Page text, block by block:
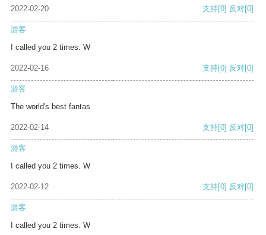
2022-02-20 支持[0] 反对[0]
游客
I called you 2 times. W
2022-02-16 支持[0] 反对[0]
游客
The world's best fantas
2022-02-14 支持[0] 反对[0]
游客
I called you 2 times. W
2022-02-12 支持[0] 反对[0]
游客
I called you 2 times. W